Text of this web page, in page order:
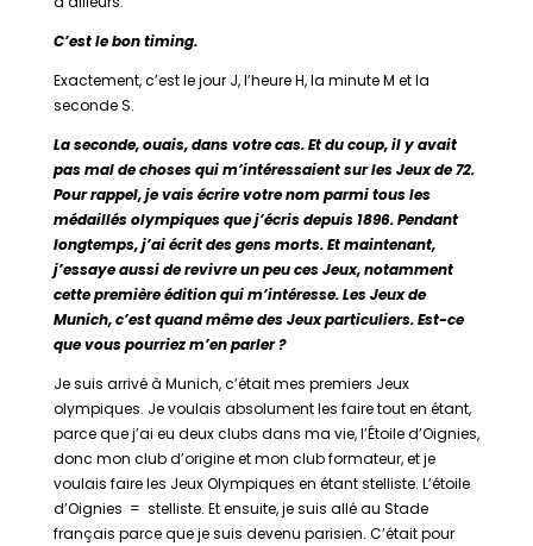
C’est le bon timing.
Exactement, c’est le jour J, l’heure H, la minute M et la
seconde S.
La seconde, ouais, dans votre cas. Et du coup, il y avait
pas mal de choses qui m’intéressaient sur les Jeux de 72.
Pour rappel, je vais écrire votre nom parmi tous les
médaillés olympiques que j’écris depuis 1896. Pendant
longtemps, j’ai écrit des gens morts. Et maintenant,
j’essaye aussi de revivre un peu ces Jeux, notamment
cette première édition qui m’intéresse. Les Jeux de
Munich, c’est quand même des Jeux particuliers. Est-ce
que vous pourriez m’en parler ?
Je suis arrivé à Munich, c’était mes premiers Jeux
olympiques. Je voulais absolument les faire tout en étant,
parce que j’ai eu deux clubs dans ma vie, l’Étoile d’Oignies,
donc mon club d’origine et mon club formateur, et je
voulais faire les Jeux Olympiques en étant stelliste. L’étoile
d’Oignies = stelliste. Et ensuite, je suis allé au Stade
français parce que je suis devenu parisien. C’était pour